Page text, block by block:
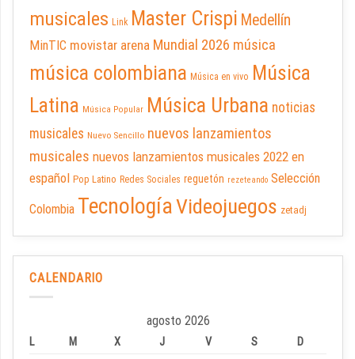
musicales Link Master Crispi Medellín
MinTIC movistar arena Mundial 2026 música
música colombiana Música en vivo Música
Latina Música Popular Música Urbana noticias
musicales Nuevo Sencillo nuevos lanzamientos
musicales nuevos lanzamientos musicales 2022 en
español Pop Latino Redes Sociales reguetón rezeteando Selección
Colombia TecnologíaVideojuegos zetadj
CALENDARIO
agosto 2026
L M X J V S
D